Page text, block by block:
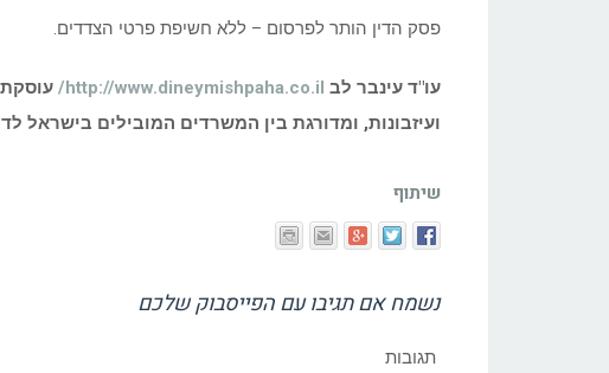
פסק הדין הותר לפרסום – ללא חשיפת פרטי הצדדים.
עו"ד עינבר לב http://www.dineymishpaha.co.il
/
ועיזבונות, ומדורגת בין המשרדים המובילים בישראל
שיתוף
נשמח אם תגיבו עם הפייסבוק שלכם
תגובות